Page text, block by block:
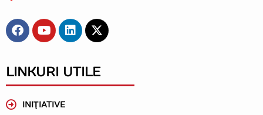
LINKURI UTILE
INIŢIATIVE